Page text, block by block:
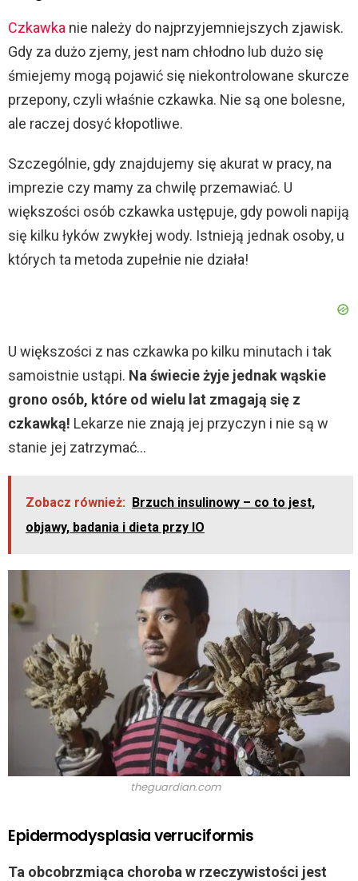
Czkawka nie należy do najprzyjemniejszych zjawisk.
Gdy za dużo zjemy, jest nam chłodno lub dużo się
śmiejemy mogą pojawić się niekontrolowane skurcze
przepony, czyli właśnie czkawka. Nie są one bolesne,
ale raczej dosyć kłopotliwe.
Szczególnie, gdy znajdujemy się akurat w pracy, na
imprezie czy mamy za chwilę przemawiać. U
większości osób czkawka ustępuje, gdy powoli napiją
się kilku łyków zwykłej wody. Istnieją jednak osoby, u
których ta metoda zupełnie nie działa!
U większości z nas czkawka po kilku minutach i tak
samoistnie ustąpi. Na świecie żyje jednak wąskie
grono osób, które od wielu lat zmagają się z
czkawką! Lekarze nie znają jej przyczyn i nie są w
stanie jej zatrzymać…
Zobacz również:
Brzuch insulinowy – co to jest,
objawy, badania i dieta przy IO
theguardian.com
Epidermodysplasia verruciformis
Ta obcobrzmiąca choroba w rzeczywistości jest